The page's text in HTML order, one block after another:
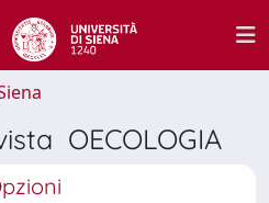
OECOLOGIA